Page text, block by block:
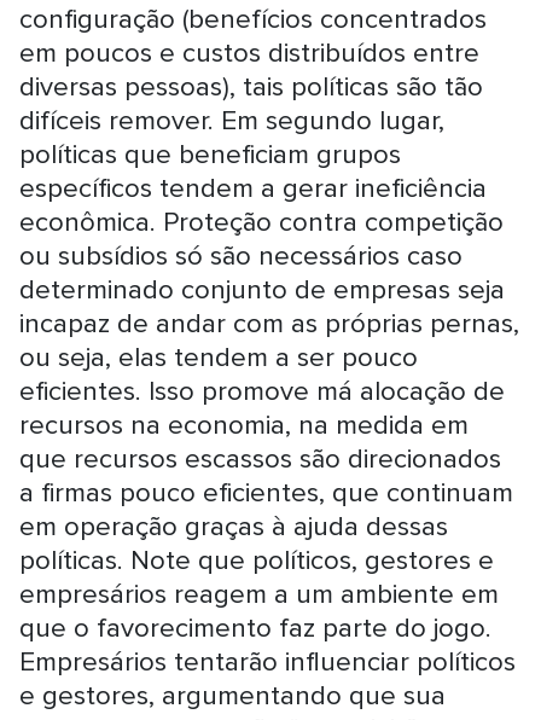
configuração (benefícios concentrados
em poucos e custos distribuídos entre
diversas pessoas), tais políticas são tão
difíceis remover. Em segundo lugar,
políticas que beneficiam grupos
específicos tendem a gerar ineficiência
econômica. Proteção contra competição
ou subsídios só são necessários caso
determinado conjunto de empresas seja
incapaz de andar com as próprias pernas,
ou seja, elas tendem a ser pouco
eficientes. Isso promove má alocação de
recursos na economia, na medida em
que recursos escassos são direcionados
a firmas pouco eficientes, que continuam
em operação graças à ajuda dessas
políticas. Note que políticos, gestores e
empresários reagem a um ambiente em
que o favorecimento faz parte do jogo.
Empresários tentarão influenciar políticos
e gestores, argumentando que sua